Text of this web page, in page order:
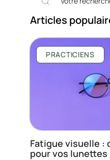
Articles
PRACTICIENS
Fatigue visuelle :
pour vos lunettes